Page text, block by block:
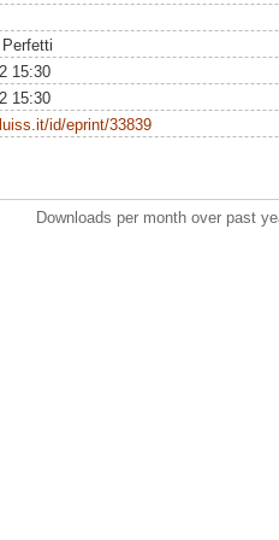
15:30
15:30
id/eprint/33839
Downloads per month over past